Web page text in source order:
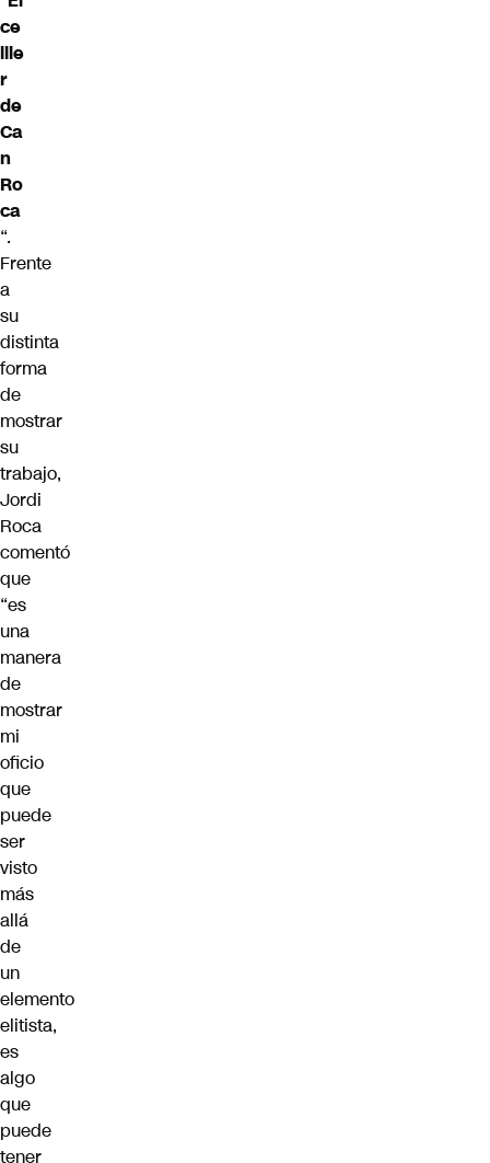
ce
llle
r
de
Ca
n
Ro
ca
“.
Frente
a
su
distinta
forma
de
mostrar
su
trabajo,
Jordi
Roca
comentó
que
“es
una
manera
de
mostrar
mi
oficio
que
puede
ser
visto
más
allá
de
un
elemento
elitista,
es
algo
que
puede
tener